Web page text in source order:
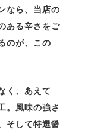
なら、当店の
ある辛さをご
のが、この
く、あえて
。風味の強さ
そして特選醤